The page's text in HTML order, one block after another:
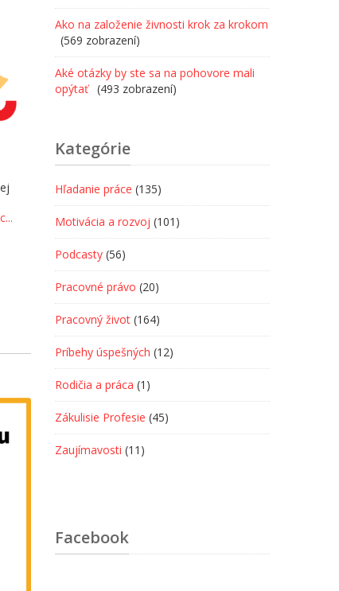
Ako na založenie živnosti krok za krokom
(569 zobrazení)
Aké otázky by ste sa na pohovore mali
opýtať (493 zobrazení)
Kategórie
Hľadanie práce (135)
Motivácia a rozvoj (101)
Podcasty (56)
Pracovné právo (20)
Pracovný život (164)
Príbehy úspešných (12)
Rodičia a práca (1)
Zákulisie Profesie (45)
Zaujímavosti (11)
Facebook